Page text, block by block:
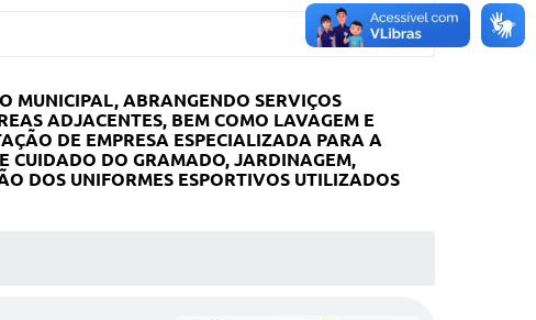
MUNICIPAL, ABRANGENDO SERVIÇOS
ADJACENTES, BEM COMO LAVAGEM E
DE EMPRESA ESPECIALIZADA PARA A
CUIDADO DO GRAMADO, JARDINAGEM,
DOS UNIFORMES ESPORTIVOS UTILIZADOS